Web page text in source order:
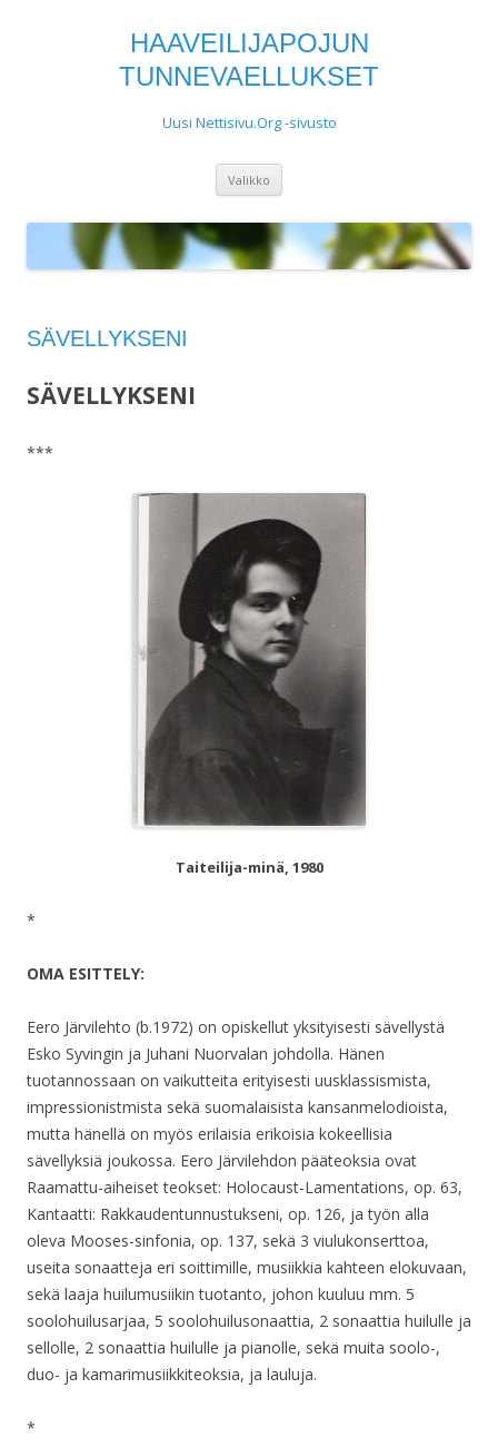
HAAVEILIJAPOJUN
TUNNEVAELLUKSET
Uusi Nettisivu.Org -sivusto
Valikko
SÄVELLYKSENI
SÄVELLYKSENI
***
Taiteilija-minä, 1980
*
OMA ESITTELY:
Eero Järvilehto (b.1972) on opiskellut yksityisesti sävellystä
Esko Syvingin ja Juhani Nuorvalan johdolla. Hänen
tuotannossaan on vaikutteita erityisesti uusklassismista,
impressionistmista sekä suomalaisista kansanmelodioista,
mutta hänellä on myös erilaisia erikoisia kokeellisia
sävellyksiä joukossa. Eero Järvilehdon pääteoksia ovat
Raamattu-aiheiset teokset: Holocaust-Lamentations, op. 63,
Kantaatti: Rakkaudentunnustukseni, op. 126, ja työn alla
oleva Mooses-sinfonia, op. 137, sekä 3 viulukonserttoa,
useita sonaatteja eri soittimille, musiikkia kahteen elokuvaan,
sekä laaja huilumusiikin tuotanto, johon kuuluu mm. 5
soolohuilusarjaa, 5 soolohuilusonaattia, 2 sonaattia huilulle ja
sellolle, 2 sonaattia huilulle ja pianolle, sekä muita soolo-,
duo- ja kamarimusiikkiteoksia, ja lauluja.
*